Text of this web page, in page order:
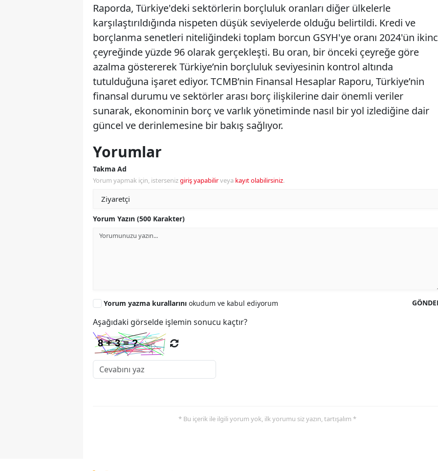
Raporda, Türkiye'deki sektörlerin borçluluk oranları diğer ülkelerle
karşılaştırıldığında nispeten düşük seviyelerde olduğu belirtildi. Kredi ve
borçlanma senetleri niteliğindeki toplam borcun GSYH'ye oranı 2024'ün
çeyreğinde yüzde 96 olarak gerçekleşti. Bu oran, bir önceki çeyreğe göre
azalma göstererek Türkiye’nin borçluluk seviyesinin kontrol altında
tutulduğuna işaret ediyor. TCMB’nin Finansal Hesaplar Raporu, Türkiye’nin
finansal durumu ve sektörler arası borç ilişkilerine dair önemli veriler
sunarak, ekonominin borç ve varlık yönetiminde nasıl bir yol izlediğine dair
güncel ve derinlemesine bir bakış sağlıyor.
Yorumlar
Takma Ad
Yorum yapmak için, istersenizgiriş yapabilirveya kayıt olabilirsiniz.
Yorum Yazın (500 Karakter)
Yorum yazma kurallarını okudum ve kabul ediyorum
Aşağıdaki görselde işlemin sonucu kaçtır?
* Bu içerik ile ilgili yorum yok, ilk yorumu siz yazın, tartışalım *